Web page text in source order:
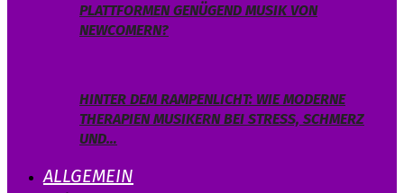
PLATTFORMEN GENÜGEND MUSIK VON
NEWCOMERN?
HINTER DEM RAMPENLICHT: WIE MODERNE
THERAPIEN MUSIKERN BEI STRESS, SCHMERZ
UND…
ALLGEMEIN